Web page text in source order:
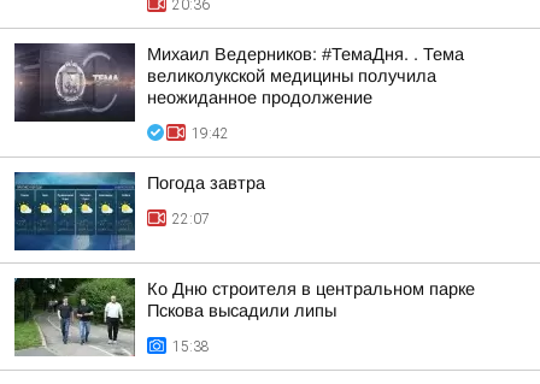
20:36
Михаил Ведерников: #ТемаДня. . Тема
великолукской медицины получила
неожиданное продолжение
19:42
Погода завтра
22:07
Ко Дню строителя в центральном парке
Пскова высадили липы
15:38